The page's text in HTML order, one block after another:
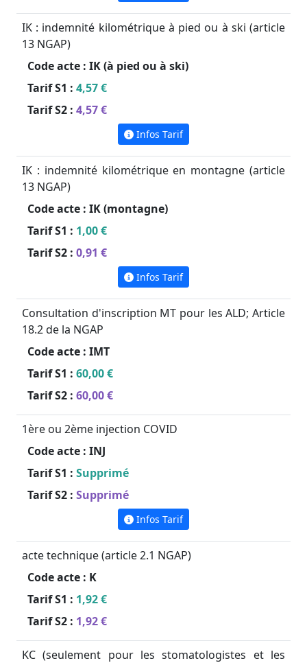
IK : indemnité kilométrique à pied ou à ski (article
13 NGAP)
Code acte : IK (à pied ou à ski)
Tarif S1 : 4,57 €
Tarif S2 : 4,57 €
Infos Tarif
IK : indemnité kilométrique en montagne (article
13 NGAP)
Code acte : IK (montagne)
Tarif S1 : 1,00 €
Tarif S2 : 0,91 €
Infos Tarif
Consultation d'inscription MT pour les ALD; Article
18.2 de la NGAP
Code acte : IMT
Tarif S1 : 60,00 €
Tarif S2 : 60,00 €
1ère ou 2ème injection COVID
Code acte : INJ
Tarif S1 : Supprimé
Tarif S2 : Supprimé
Infos Tarif
acte technique (article 2.1 NGAP)
Code acte : K
Tarif S1 : 1,92 €
Tarif S2 : 1,92 €
KC (seulement pour les stomatologistes et les